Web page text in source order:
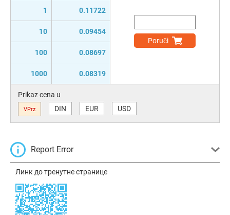
1 0.11722
10 0.09454
100 0.08697
1000 0.08319
Poruči
Prikaz cena u
VPrz DIN EUR USD
Report Error
Линк до тренутне странице